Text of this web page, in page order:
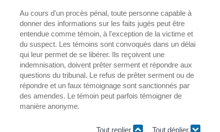
Au cours d'un procès pénal, toute personne capable à
donner des informations sur les faits jugés peut être
entendue comme témoin, à l'exception de la victime et
du suspect. Les témoins sont convoqués dans un délai
qui leur permet de se libérer. Ils reçoivent une
indemnisation, doivent prêter serment et répondre aux
questions du tribunal. Le refus de prêter serment ou de
répondre et un faux témoignage sont sanctionnés par
des amendes. Le témoin peut parfois témoigner de
manière anonyme.
Tout replier Tout déplier